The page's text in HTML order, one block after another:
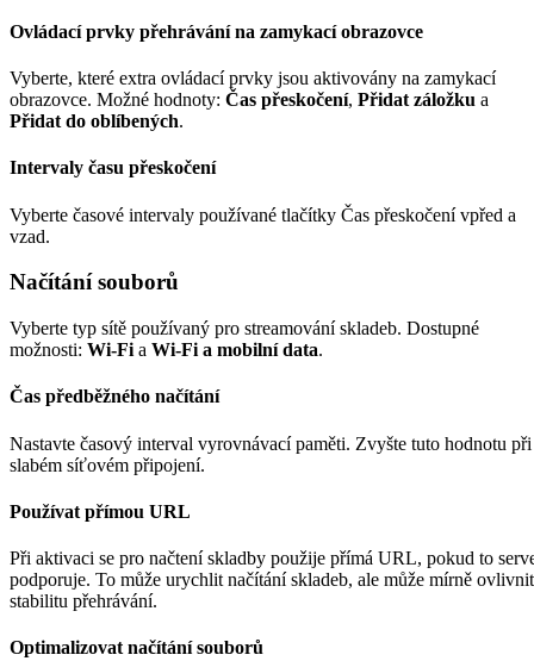
Ovládací prvky přehrávání na zamykací obrazovce
Vyberte, které extra ovládací prvky jsou aktivovány na zamykací
obrazovce. Možné hodnoty: Čas přeskočení, Přidat záložku a
Přidat do oblíbených.
Intervaly času přeskočení
Vyberte časové intervaly používané tlačítky Čas přeskočení vpřed a
vzad.
Načítání souborů
Vyberte typ sítě používaný pro streamování skladeb. Dostupné
možnosti: Wi-Fi a Wi-Fi a mobilní data.
Čas předběžného načítání
Nastavte časový interval vyrovnávací paměti. Zvyšte tuto hodnotu při
slabém síťovém připojení.
Používat přímou URL
Při aktivaci se pro načtení skladby použije přímá URL, pokud to
podporuje. To může urychlit načítání skladeb, ale může mírně ovlivnit
stabilitu přehrávání.
Optimalizovat načítání souborů